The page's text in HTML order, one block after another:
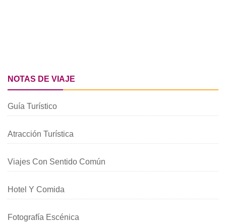
NOTAS DE VIAJE
Guía Turístico
Atracción Turística
Viajes Con Sentido Común
Hotel Y Comida
Fotografía Escénica